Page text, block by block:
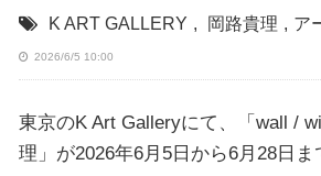
K ART GALLERY , 岡路貴理 , ア
2026/6/5 10:00
東京のK Art Galleryにて、「wall /
理」が2026年6月5日から6月28日ま